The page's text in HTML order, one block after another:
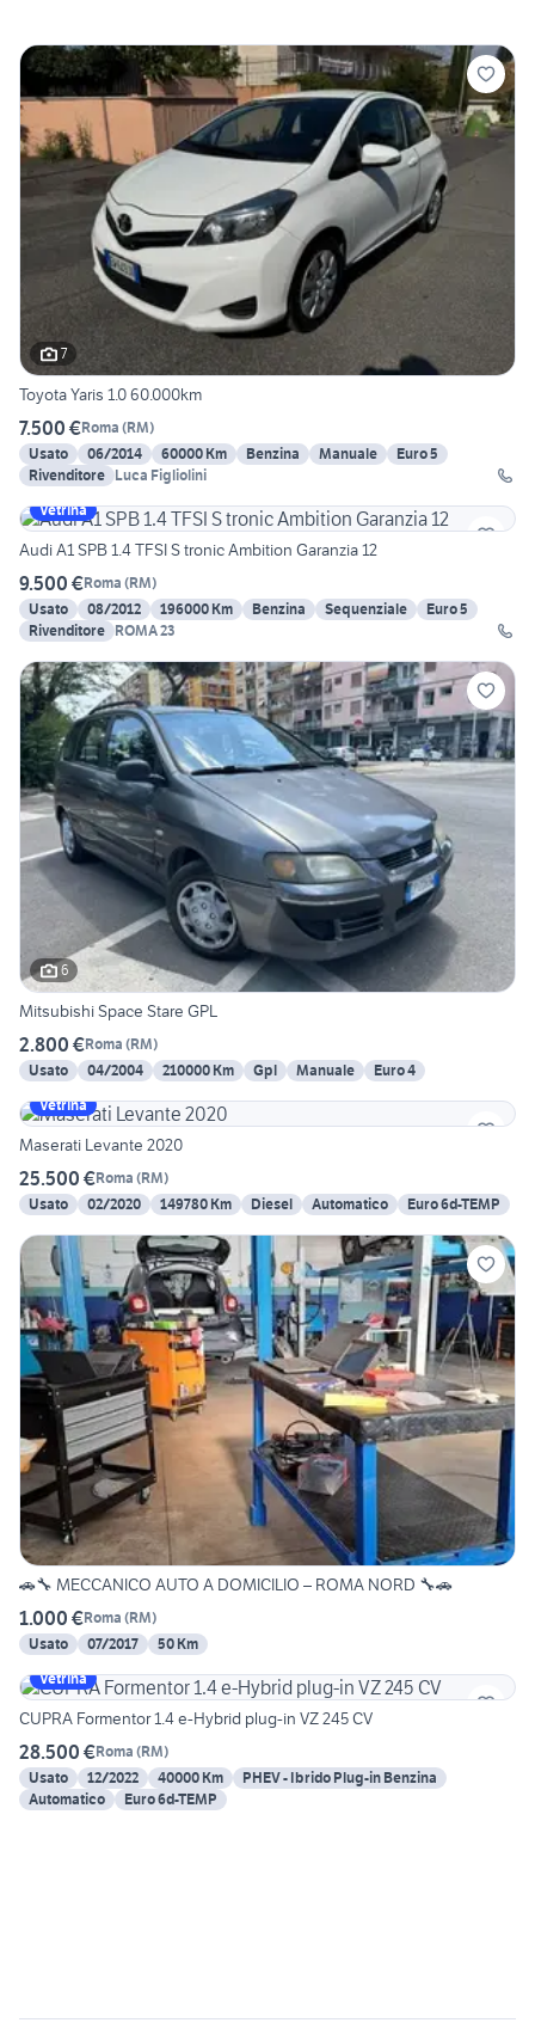
7
Toyota Yaris 1.0 60.000km
7.500 €Roma (RM)
Usato
06/2014 60000 Km Benzina Manuale
Euro 5
Rivenditore Luca Figliolini
Vetrina
Audi A1 SPB 1.4 TFSI S tronic Ambition Garanzia 12
9.500 €Roma (RM)
Usato
08/2012 196000 Km Benzina Sequenziale
Euro 5
Rivenditore ROMA 23
6
Mitsubishi Space Stare GPL
2.800 €Roma (RM)
Usato
04/2004 210000 Km Gpl Manuale
Euro 4
Vetrina
Maserati Levante 2020
25.500 €Roma (RM)
Usato
02/2020 149780 Km Diesel Automatico Euro 6d-TEMP
🚗🔧 MECCANICO AUTO A DOMICILIO – ROMA NORD 🔧🚗
1.000 €Roma (RM)
Usato
07/2017
50 Km
Vetrina
CUPRA Formentor 1.4 e-Hybrid plug-in VZ 245 CV
28.500 €Roma (RM)
Usato
12/2022 40000 Km
PHEV - Ibrido Plug-in Benzina
Automatico
Euro 6d-TEMP